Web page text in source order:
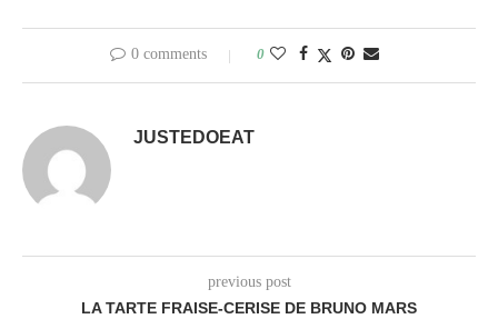
0 comments 0
JUSTEDOEAT
previous post
LA TARTE FRAISE-CERISE DE BRUNO MARS